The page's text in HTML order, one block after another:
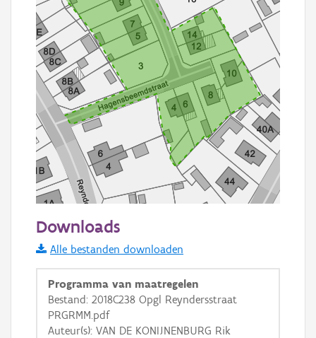
Informatie Vlaanderen
i
+
Downloads
Alle bestanden downloaden
Programma van maatregelen
Bestand: 2018C238 Opgl Reyndersstraat
PRGRMM.pdf
Auteur(s): VAN DE KONIJNENBURG Rik